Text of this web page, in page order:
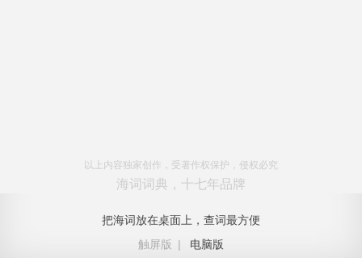
以上内容独家创作，受著作权保护，侵权必究
海词词典，十七年品牌
把海词放在桌面上，查词最方便
触屏版
|
电脑版